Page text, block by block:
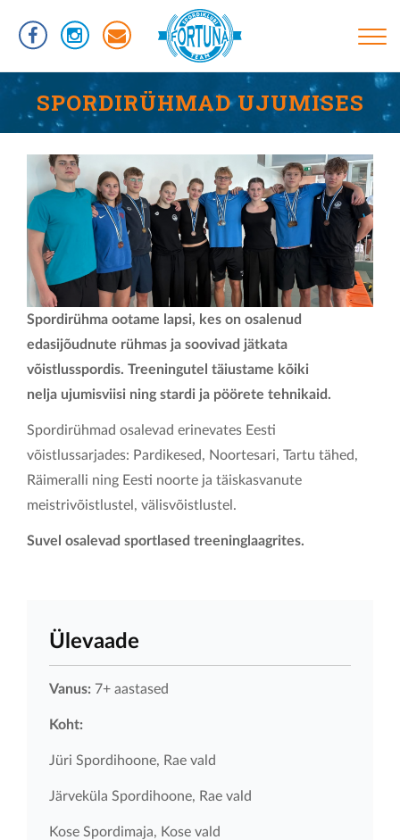
edasi
juurde
PõhinavigatsioonTREENINGUD
INFORMATSIOON
UJUMISTASEMED
KASULIKUD LINGID
VÕISTLUSED
KLUBIST
SPORTLASED
REKORDID
KONTAKT
SPORDIRÜHMAD UJUMISES
Spordirühma ootame lapsi, kes on osalenud
edasijõudnute rühmas ja soovivad jätkata
võistlusspordis. Treeningutel täiustame kõiki
nelja ujumisviisi ning stardi ja pöörete tehnikaid.
Spordirühmad osalevad erinevates Eesti
võistlussarjades: Pardikesed, Noortesari, Tartu tähed,
Räimeralli ning Eesti noorte ja täiskasvanute
meistrivõistlustel, välisvõistlustel.
Suvel osalevad sportlased treeninglaagrites.
Ülevaade
Vanus: 7+ aastased
Koht:
Jüri Spordihoone, Rae vald
Järveküla Spordihoone, Rae vald
Kose Spordimaja, Kose vald